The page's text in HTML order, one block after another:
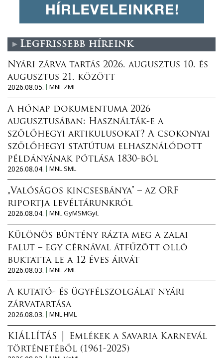
Legfrissebb híreink
Nyári zárva tartás 2026. augusztus 10. és
augusztus 21. között
2026.08.05.
MNL ZML
A hónap dokumentuma 2026
augusztusában: Használták-e a
szőlőhegyi artikulusokat? A csokonyai
szőlőhegyi statútum elhasználódott
példányának pótlása 1830-ból
2026.08.04.
MNL SML
„Valóságos kincsesbánya” – az ORF
riportja levéltárunkról
2026.08.04.
MNL GyMSMGyL
Különös bűntény rázta meg a zalai
falut – egy cérnával átfűzött olló
buktatta le a 12 éves árvát
2026.08.03.
MNL ZML
A kutató- és ügyfélszolgálat nyári
zárvatartása
2026.08.03.
MNL HML
KIÁLLÍTÁS │ Emlékek a Savaria Karnevál
történetéből (1961-2025)